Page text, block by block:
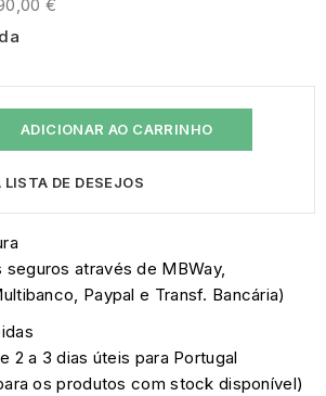
€
ADICIONAR AO CARRINHO
DE DESEJOS
seguros através de MBWay,
Paypal e Transf. Bancária)
2 a 3 dias úteis para Portugal
os produtos com stock disponível)